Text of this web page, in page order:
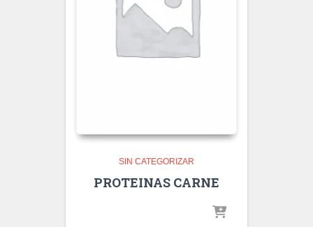
SIN CATEGORIZAR
PROTEINAS CARNE